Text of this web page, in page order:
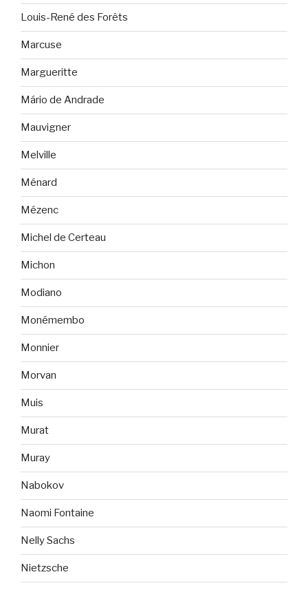
Louis-René des Forêts
Marcuse
Margueritte
Mário de Andrade
Mauvigner
Melville
Ménard
Mézenc
Michel de Certeau
Michon
Modiano
Monémembo
Monnier
Morvan
Muis
Murat
Muray
Nabokov
Naomi Fontaine
Nelly Sachs
Nietzsche